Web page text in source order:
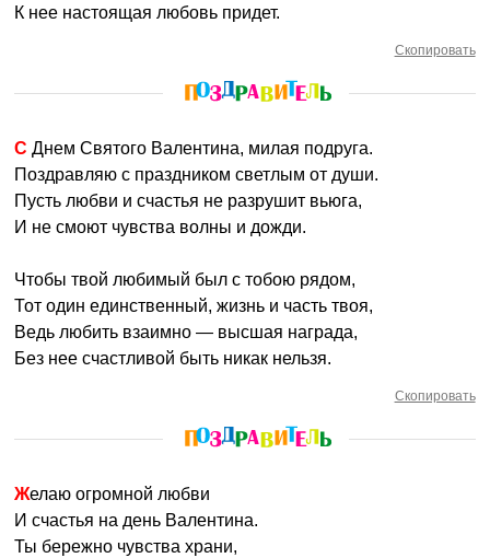
К нее настоящая любовь придет.
Скопировать
С Днем Святого Валентина, милая подруга.
Поздравляю с праздником светлым от души.
Пусть любви и счастья не разрушит вьюга,
И не смоют чувства волны и дожди.
Чтобы твой любимый был с тобою рядом,
Тот один единственный, жизнь и часть твоя,
Ведь любить взаимно — высшая награда,
Без нее счастливой быть никак нельзя.
Скопировать
Желаю огромной любви
И счастья на день Валентина.
Ты бережно чувства храни,